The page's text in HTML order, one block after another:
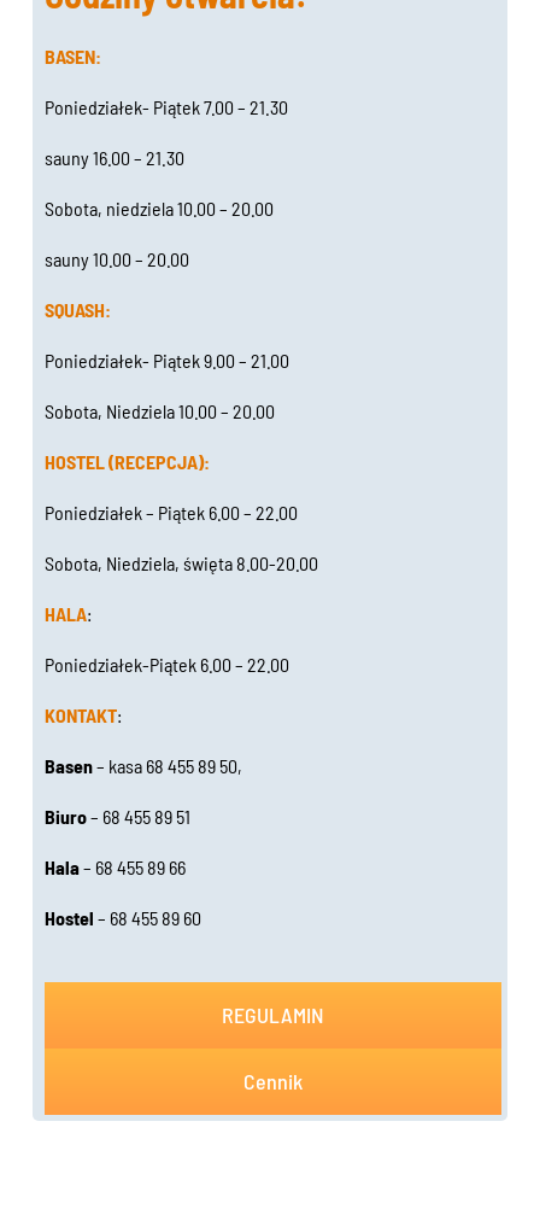
BASEN:
Poniedziałek- Piątek 7.00 – 21.30
sauny 16.00 – 21.30
Sobota, niedziela 10.00 – 20.00
sauny 10.00 – 20.00
SQUASH:
Poniedziałek- Piątek 9.00 – 21.00
Sobota, Niedziela 10.00 – 20.00
HOSTEL (RECEPCJA):
Poniedziałek – Piątek 6.00 – 22.00
Sobota, Niedziela, święta 8.00-20.00
HALA:
Poniedziałek-Piątek 6.00 – 22.00
KONTAKT:
Basen– kasa 68 455 89 50,
Biuro– 68 455 89 51
Hala– 68 455 89 66
Hostel– 68 455 89 60
REGULAMIN
Cennik